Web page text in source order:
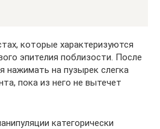
которые характеризуются
эпителия поблизости. После
нажимать на пузырек слегка
пока из него не вытечет
категорически